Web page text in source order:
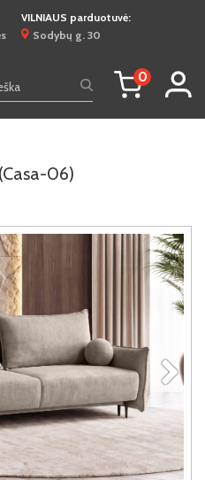
VILNIAUS parduotuvė:
Sodybų g. 30
0
06)